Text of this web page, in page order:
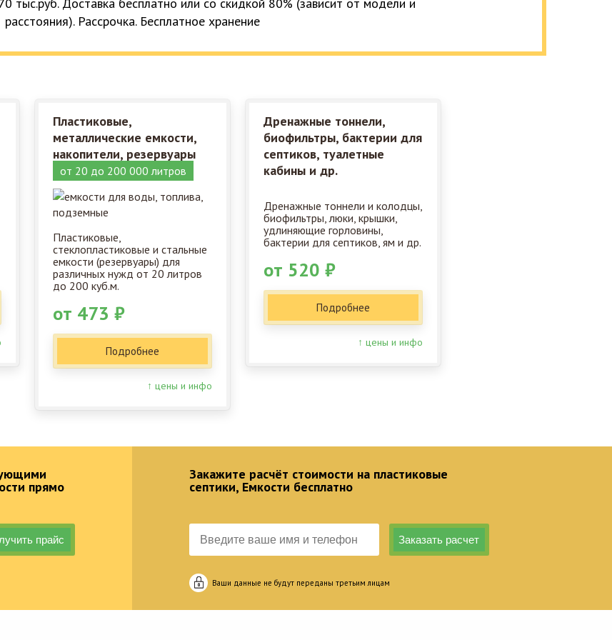
расстояния). Рассрочка. Бесплатное хранение
Пластиковые,
металлические емкости,
накопители, резервуары
от 20 до 200 000 литров
Пластиковые,
стеклопластиковые и стальные
емкости (резервуары) для
различных нужд от 20 литров
до 200 куб.м.
от 473 ₽
Подробнее
↑ цены и инфо
Дренажные тоннели,
биофильтры, бактерии для
септиков, туалетные
кабины и др.
Дренажные тоннели и колодцы,
биофильтры, люки, крышки,
удлиняющие горловины,
бактерии для септиков, ям и др.
от 520 ₽
Подробнее
↑ цены и инфо
прямо
Закажите расчёт стоимости на пластиковые
септики, Емкости бесплатно
Ваши данные не будут переданы третьим лицам